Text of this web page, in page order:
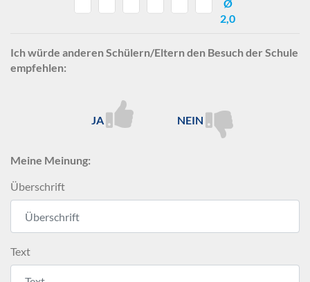
Ø
2,0
Ich würde anderen Schülern/Eltern den Besuch der Schule
empfehlen:
JA NEIN
Meine Meinung:
Überschrift
Text